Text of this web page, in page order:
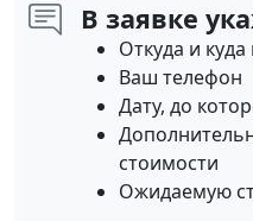
В заявке
Откуда и
Ваш телефон
Дату, до
стоимости
Ожидаемую